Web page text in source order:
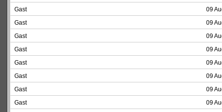
Gast
09
Gast
09
Gast
09
Gast
09
Gast
09
Gast
09
Gast
09
Gast
09